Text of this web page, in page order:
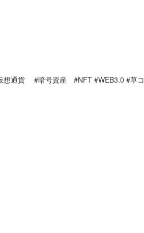
通貨 #暗号資産 #NFT #WEB3.0 #草コ